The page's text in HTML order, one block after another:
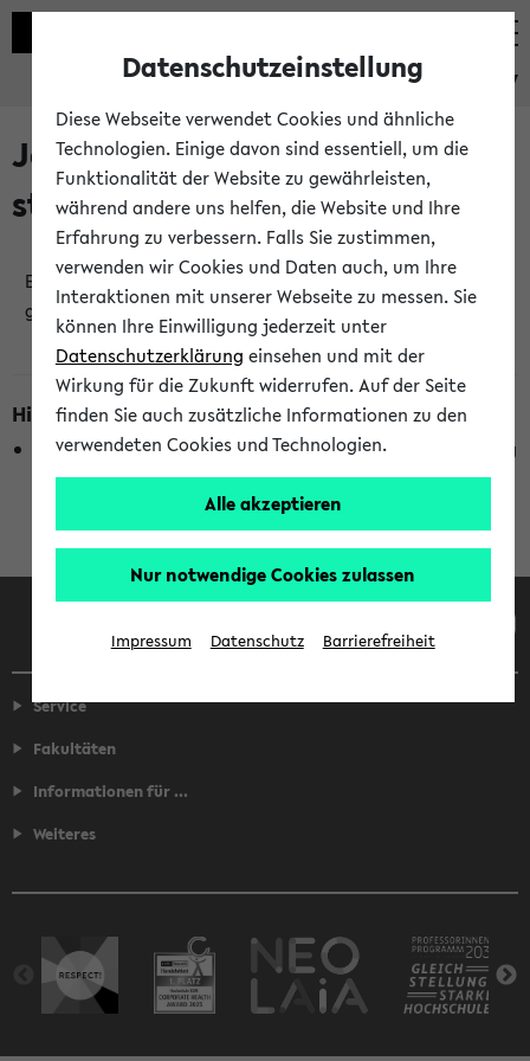
eKVV
Jetzt und in Kürze
stattfindende Veranstaltungen
Es wurden keine jetzt stattfindenden Veranstaltungen
gefunden!
Hinweise zur Liste
Die Anzeige ist semesterübergreifend und nicht abhängig
vom im eKVV gewählten Semester.
Facebook Instagram LinkedIn TikTok
Service
Fakultäten
Informationen für ...
Weiteres
Datenschutzeinstellung
Diese Webseite verwendet Cookies und ähnliche
Technologien. Einige davon sind essentiell, um die
Funktionalität der Website zu gewährleisten,
während andere uns helfen, die Website und Ihre
Erfahrung zu verbessern. Falls Sie zustimmen,
verwenden wir Cookies und Daten auch, um Ihre
Interaktionen mit unserer Webseite zu messen. Sie
können Ihre Einwilligung jederzeit unter
Datenschutzerklärung einsehen und mit der
Wirkung für die Zukunft widerrufen. Auf der Seite
finden Sie auch zusätzliche Informationen zu den
verwendeten Cookies und Technologien.
Alle akzeptieren
Nur notwendige Cookies zulassen
Impressum Datenschutz Barrierefreiheit